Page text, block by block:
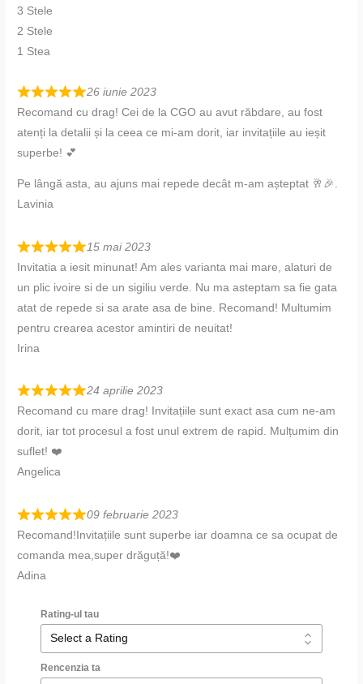
3 Stele
2 Stele
1 Stea
26 iunie 2023
Recomand cu drag! Cei de la CGO au avut răbdare, au fost
atenți la detalii și la ceea ce mi-am dorit, iar invitațiile au ieșit
superbe! 💕
Pe lângă asta, au ajuns mai repede decât m-am așteptat 🥂🎉.
Lavinia
15 mai 2023
Invitatia a iesit minunat! Am ales varianta mai mare, alaturi de
un plic ivoire si de un sigiliu verde. Nu ma asteptam sa fie gata
atat de repede si sa arate asa de bine. Recomand! Multumim
pentru crearea acestor amintiri de neuitat!
Irina
24 aprilie 2023
Recomand cu mare drag! Invitațiile sunt exact asa cum ne-am
dorit, iar tot procesul a fost unul extrem de rapid. Mulțumim din
suflet! ❤️
Angelica
09 februarie 2023
Recomand!Invitațiile sunt superbe iar doamna ce sa ocupat de
comanda mea,super drăguță!❤️
Adina
Rating-ul tau
Rencenzia ta